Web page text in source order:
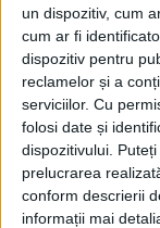
un dispozitiv, cum
cum ar fi
dispozitiv pentru
reclamelor și a
serviciilor. Cu
folosi date și
dispozitivului.
prelucrarea
conform descrierii
informații mai
ARTICOLE ONLINE
Descoperiri
Prima biserică a